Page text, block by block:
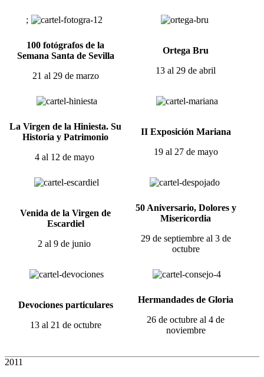
;
100 fotógrafos de la
Semana Santa de Sevilla
21 al 29 de marzo
Ortega Bru
13 al 29 de abril
La Virgen de la Hiniesta. Su
Historia y Patrimonio
4 al 12 de mayo
II Exposición Mariana
19 al 27 de mayo
Venida de la Virgen de
Escardiel
2 al 9 de junio
50 Aniversario, Dolores y
Misericordia
29 de septiembre al 3 de
octubre
Devociones particulares
13 al 21 de octubre
Hermandades de Gloria
26 de octubre al 4 de
noviembre
2011